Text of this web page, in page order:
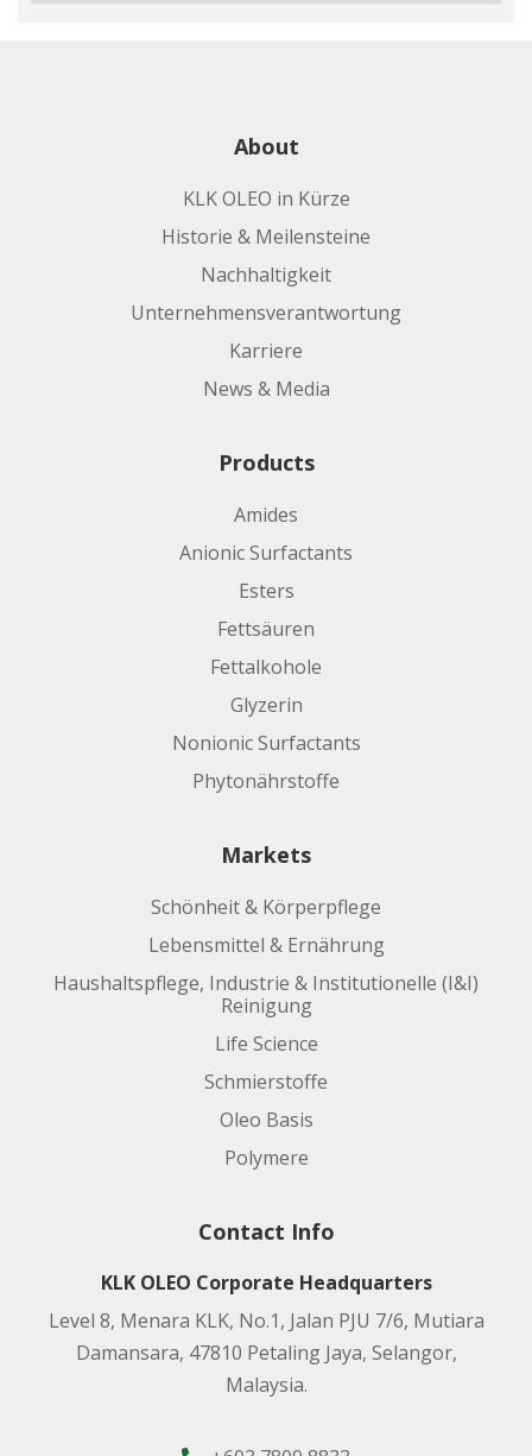
About
KLK OLEO in Kürze
Historie & Meilensteine
Nachhaltigkeit
Unternehmensverantwortung
Karriere
News & Media
Products
Amides
Anionic Surfactants
Esters
Fettsäuren
Fettalkohole
Glyzerin
Nonionic Surfactants
Phytonährstoffe
Markets
Schönheit & Körperpflege
Lebensmittel & Ernährung
Haushaltspflege, Industrie & Institutionelle (I&I)
Reinigung
Life Science
Schmierstoffe
Oleo Basis
Polymere
Contact Info
KLK OLEO Corporate Headquarters
Level 8, Menara KLK, No.1, Jalan PJU 7/6, Mutiara
Damansara, 47810 Petaling Jaya, Selangor,
Malaysia.